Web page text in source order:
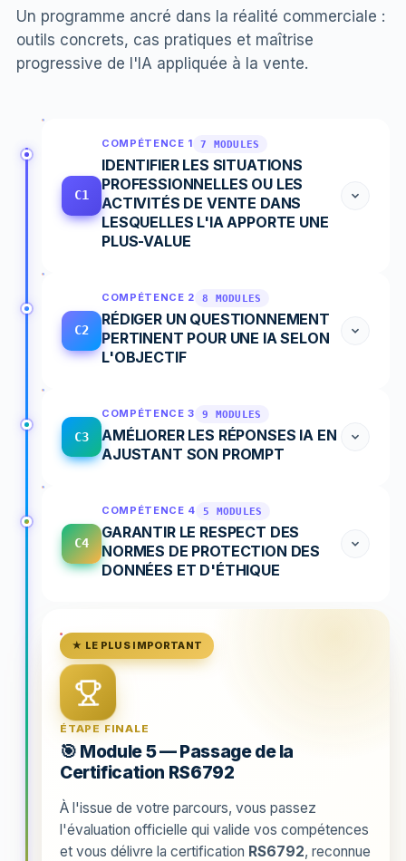
Un programme ancré dans la réalité commerciale :
outils concrets, cas pratiques et maîtrise
progressive de l'IA appliquée à la vente.
C1
COMPÉTENCE 1 7 MODULES
IDENTIFIER LES SITUATIONS
PROFESSIONNELLES OU LES
ACTIVITÉS DE VENTE DANS
LESQUELLES L'IA APPORTE UNE
PLUS-VALUE
C2
COMPÉTENCE 2 8 MODULES
RÉDIGER UN QUESTIONNEMENT
PERTINENT POUR UNE IA SELON
L'OBJECTIF
C3
COMPÉTENCE 3 9 MODULES
AMÉLIORER LES RÉPONSES IA EN
AJUSTANT SON PROMPT
C4
COMPÉTENCE 4 5 MODULES
GARANTIR LE RESPECT DES
NORMES DE PROTECTION DES
DONNÉES ET D'ÉTHIQUE
★ LE PLUS IMPORTANT
ÉTAPE FINALE
🎯 Module 5 — Passage de la
Certification RS6792
À l'issue de votre parcours, vous passez
l'évaluation officielle qui valide vos compétences
et vous délivre la certification RS6792, reconnue